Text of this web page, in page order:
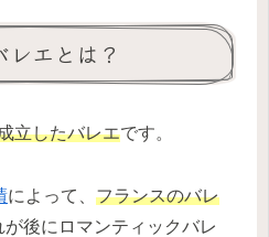
エとは？
立したバレエです。
によって、 フランスのバレ
が後にロマンティックバレ